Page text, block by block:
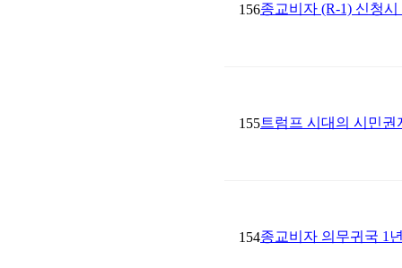
156종교비자 (R-1) 신청
155트럼프 시대의 시민
154종교비자 의무귀국 1